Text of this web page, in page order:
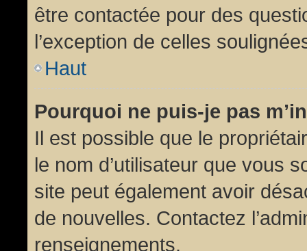
être contactée pour des
l’exception de celles
Haut
Pourquoi ne puis-je pas
Il est possible que le
le nom d’utilisateur que vous
site peut également avoir
de nouvelles. Contactez
renseignements.